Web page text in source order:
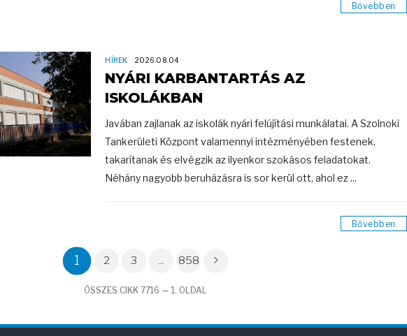
Bővebben
HÍREK 2026.08.04
NYÁRI KARBANTARTÁS AZ
ISKOLÁKBAN
Javában zajlanak az iskolák nyári felújítási munkálatai. A Szolnoki
Tankerületi Központ valamennyi intézményében festenek,
takarítanak és elvégzik az ilyenkor szokásos feladatokat.
Néhány nagyobb beruházásra is sor kerül ott, ahol ez ...
Bővebben
1 2 3 ... 858
ÖSSZES CIKK 7716 — 1. OLDAL